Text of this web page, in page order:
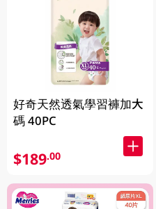
好奇天然透氣學習褲加大
碼 40PC
$189.00